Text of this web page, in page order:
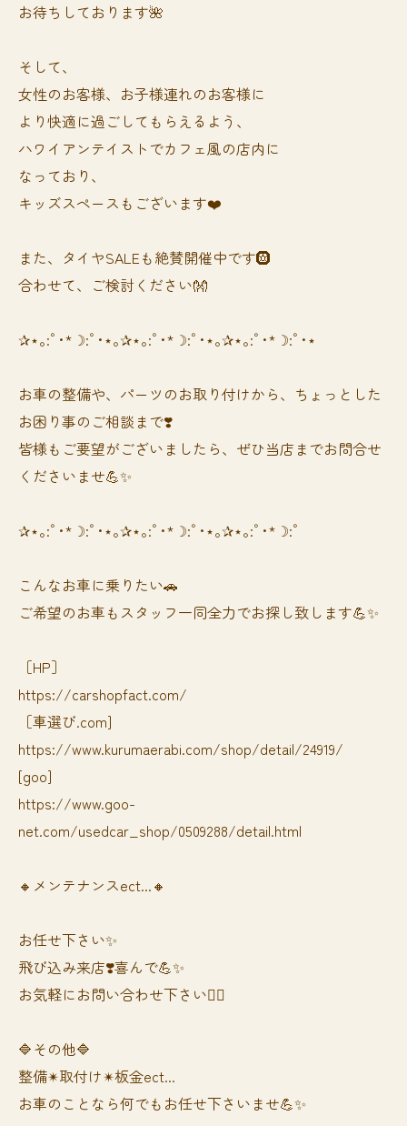
お待ちしております🌺
そして、
女性のお客様、お子様連れのお客様に
より快適に過ごしてもらえるよう、
ハワイアンテイストでカフェ風の店内に
なっており、
キッズスペースもございます❤️
また、タイヤSALEも絶賛開催中です🛞
合わせて、ご検討ください👐
✰⋆｡:ﾟ･*☽:ﾟ･⋆｡✰⋆｡:ﾟ･*☽:ﾟ･⋆｡✰⋆｡:ﾟ･*☽:ﾟ･⋆
お車の整備や、パーツのお取り付けから、ちょっとした
お困り事のご相談まで❣️
皆様もご要望がございましたら、ぜひ当店までお問合せ
くださいませ💪✨
✰⋆｡:ﾟ･*☽:ﾟ･⋆｡✰⋆｡:ﾟ･*☽:ﾟ･⋆｡✰⋆｡:ﾟ･*☽:ﾟ
⁡⁡⁡こんなお車に乗りたい🚗
ご希望のお車もスタッフ一同全力でお探し致します💪✨
［HP］
https://carshopfact.com/
［車選び.com]
https://www.kurumaerabi.com/shop/detail/24919/
[goo]
https://www.goo-
net.com/usedcar_shop/0509288/detail.html
🔸メンテナンスect...🔸
お任せ下さい✨
飛び込み来店❣️喜んで💪✨
お気軽にお問い合わせ下さい🙆‍♀️
🔷その他🔷
整備✴︎取付け✴︎板金ect...
お車のことなら何でもお任せ下さいませ💪✨